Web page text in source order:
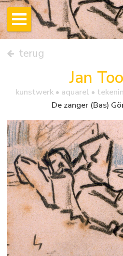
terug
Jan
kunstwerk • aquarel •
De zanger (Bas)